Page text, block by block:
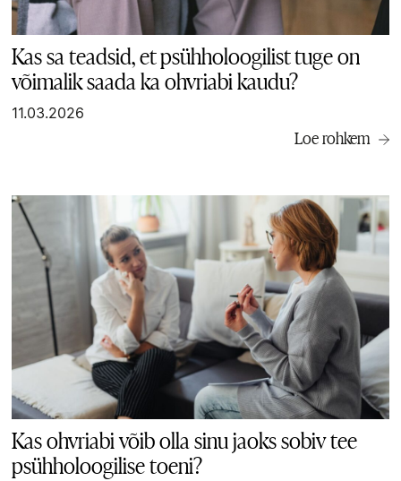
Kas sa teadsid, et psühholoogilist tuge on
võimalik saada ka ohvriabi kaudu?
11.03.2026
Loe rohkem
Kas ohvriabi võib olla sinu jaoks sobiv tee
psühholoogilise toeni?